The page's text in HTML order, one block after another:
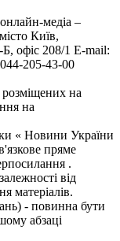
медіа –
Київ,
офіс 208/1 E-mail:
205-43-00
розміщених на
на
« Новини України
пряме
.
від
матеріалів.
- повинна бути
абзаці